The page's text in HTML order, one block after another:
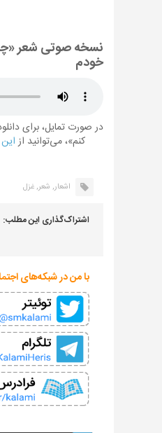
نسخه صوتی شعر
خودم
در صورت تمایل، برای
کنم»، می‌توانید از
اشعار, شعر,غزل
اشتراک‌گذاری این مطلب:
با من در شبکه‌های